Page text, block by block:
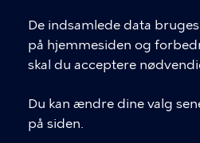
De indsamlede data
på hjemmesiden og
skal du acceptere
Du kan ændre dine valg
på siden.